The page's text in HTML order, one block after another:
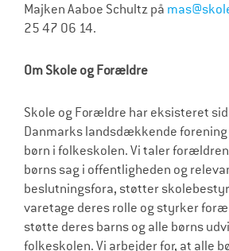
Majken Aaboe Schultz på
25 47 06 14.
Om Skole og Forældre
Skole og Forældre har eksisteret
Danmarks landsdækkende
børn i folkeskolen. Vi taler
børns sag i offentligheden og
beslutningsfora, støtter
varetage deres rolle og styrker
støtte deres barns og alle børns
folkeskolen. Vi arbejder for, at alle